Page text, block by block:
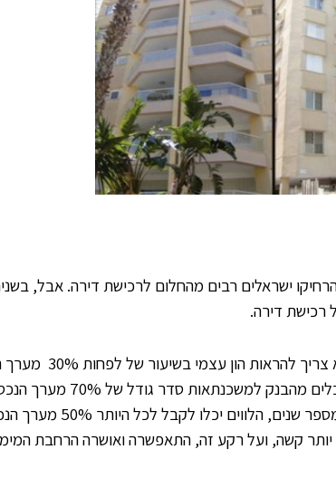
ישראלים רבים מהחלום לרכישת דירה. אבל,
רכישת דירה.
השיטה עובדת כך – כדי לקבל
פשוטות, הלווים משלמים כ-30%,
הוא מראש לא עניין טריוויאלי, עד
קשה, ועל רקע זה, התאפשרה ואושרה הרחבת